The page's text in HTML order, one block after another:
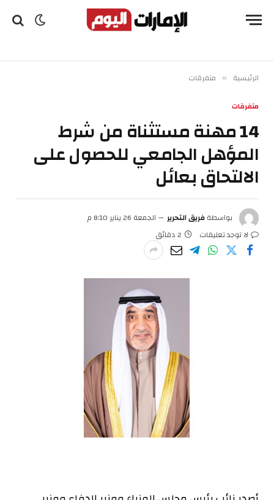
الرئيسية » متفرقات
متفرقات
14 مهنة مستثناة من شرط
المؤهل الجامعي للحصول على
الالتحاق بعائل
بواسطةفريق التحرير
الجمعة 26 يناير 8:10 م
لا توجد تعليقات
2 دقائق